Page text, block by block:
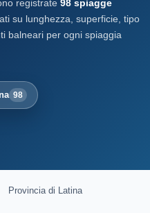
registrate 98 spiagge
su lunghezza, superficie, tipo
balneari per ogni spiaggia
98
Provincia di Latina